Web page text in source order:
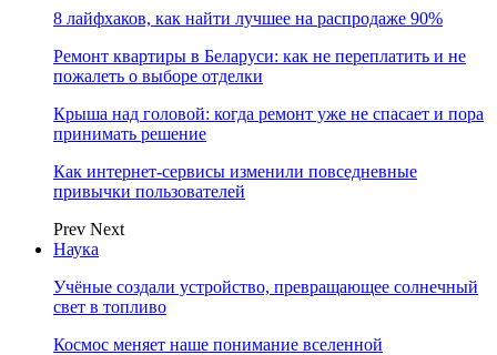
8 лайфхаков, как найти лучшее на распродаже 90%
Ремонт квартиры в Беларуси: как не переплатить и не
пожалеть о выборе отделки
Крыша над головой: когда ремонт уже не спасает и пора
принимать решение
Как интернет-сервисы изменили повседневные
привычки пользователей
Prev Next
Наука
Учёные создали устройство, превращающее солнечный
свет в топливо
Космос меняет наше понимание вселенной